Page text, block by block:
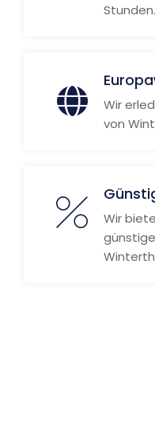
Stunden.
Wir
von
Wir